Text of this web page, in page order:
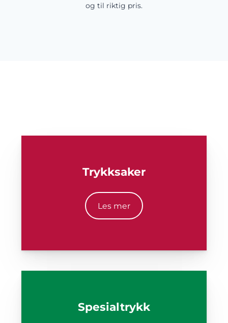
og til riktig pris.
Trykksaker
Les mer
Spesialtrykk